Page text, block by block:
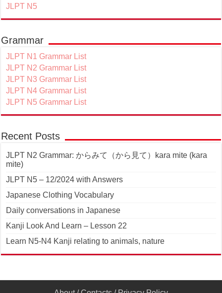
JLPT N5
Grammar
JLPT N1 Grammar List
JLPT N2 Grammar List
JLPT N3 Grammar List
JLPT N4 Grammar List
JLPT N5 Grammar List
Recent Posts
JLPT N2 Grammar: からみて（から見て）kara mite (kara
mite)
JLPT N5 – 12/2024 with Answers
Japanese Clothing Vocabulary
Daily conversations in Japanese
Kanji Look And Learn – Lesson 22
Learn N5-N4 Kanji relating to animals, nature